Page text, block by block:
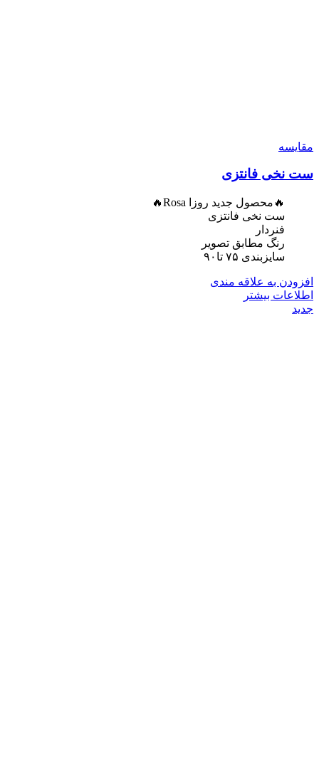
مقایسه
ست نخی فانتزی
🔥محصول جدید روزا Rosa🔥
ست نخی فانتزی
فنردار
رنگ مطابق تصویر
سایزبندی ۷۵ تا۹۰
افزودن به علاقه مندی
اطلاعات بیشتر
جدید